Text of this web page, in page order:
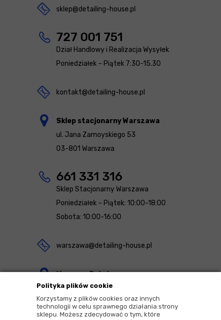
Polityka plików cookie
Korzystamy z plików cookies oraz innych
technologii w celu sprawnego działania strony
sklepu. Możesz zdecydować o tym, które
sklep@detailing-house.pl
727 001 751
Dział Handlowy i Realizacja Wysyłek
Poniedziałek – Piątek 7:30-15.30
kontakt@detailing-house.pl
Sklep stacjonarny Warszawa
ul. Jana Zamoyskiego 53
03-801 Warszawa
661 331 316
Sklep Stacjonarny Warszawa
Poniedziałek – Piątek: 10:00-18:00
Sobota: 10:00-16:00
warszawa@detailing-house.pl
Magazyn Rekcin
Nomos Sp. z o.o. sp.k.
ul. Agrestowa 1
83-010 Rekcin